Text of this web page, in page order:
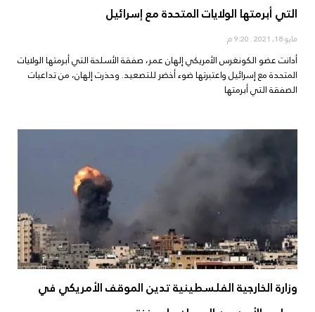
التي أبرمتها الولايات المتحدة مع إسرائيل
مايو 18, 2021
أدانت عضو الكونغرس الأمريكي إلهان عمر، صفقة الأسلحة التي أبرمتها الولايات
المتحدة مع إسرائيل واعتبرتها ضوء أخضر للتصعيد. وحذرت إلهان، من تداعيات
الصفقة التي أبرمتها
وزارة الخارجية الفلسطينية تدين الموقف الأمريكي في